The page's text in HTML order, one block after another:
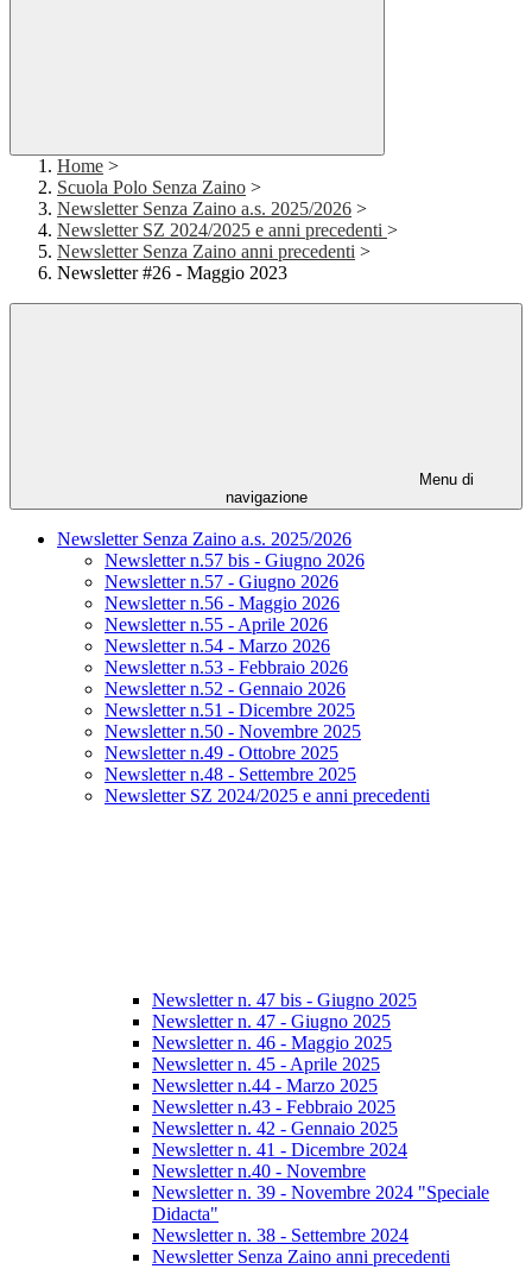
Home >
Scuola Polo Senza Zaino >
Newsletter Senza Zaino a.s. 2025/2026 >
Newsletter SZ 2024/2025 e anni precedenti >
Newsletter Senza Zaino anni precedenti >
Newsletter #26 - Maggio 2023
Menu di
navigazione
Newsletter Senza Zaino a.s. 2025/2026
Newsletter n.57 bis - Giugno 2026
Newsletter n.57 - Giugno 2026
Newsletter n.56 - Maggio 2026
Newsletter n.55 - Aprile 2026
Newsletter n.54 - Marzo 2026
Newsletter n.53 - Febbraio 2026
Newsletter n.52 - Gennaio 2026
Newsletter n.51 - Dicembre 2025
Newsletter n.50 - Novembre 2025
Newsletter n.49 - Ottobre 2025
Newsletter n.48 - Settembre 2025
Newsletter SZ 2024/2025 e anni precedenti
Newsletter n. 47 bis - Giugno 2025
Newsletter n. 47 - Giugno 2025
Newsletter n. 46 - Maggio 2025
Newsletter n. 45 - Aprile 2025
Newsletter n.44 - Marzo 2025
Newsletter n.43 - Febbraio 2025
Newsletter n. 42 - Gennaio 2025
Newsletter n. 41 - Dicembre 2024
Newsletter n.40 - Novembre
Newsletter n. 39 - Novembre 2024 "Speciale
Didacta"
Newsletter n. 38 - Settembre 2024
Newsletter Senza Zaino anni precedenti